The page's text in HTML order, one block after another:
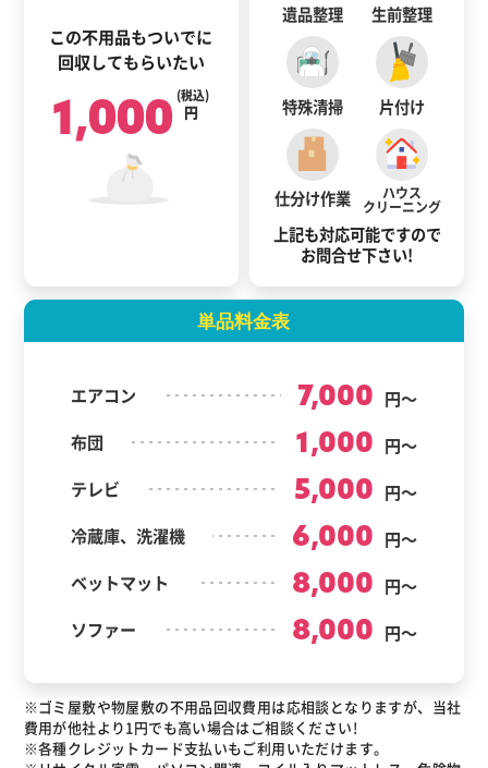
この不用品もついでに
回収してもらいたい
1,000 円
(税込)
遺品整理 生前整理
特殊清掃 片付け
仕分け作業 ハウス
クリーニング
上記も対応可能ですので
お問合せ下さい!
単品料金表
エアコン 7,000 円～
布団
1,000 円～
テレビ
5,000 円～
冷蔵庫、洗濯機
6,000 円～
ベットマット
8,000 円～
ソファー
8,000 円～
※ゴミ屋敷や物屋敷の不用品回収費用は応相談となりますが、当社
費用が他社より1円でも高い場合はご相談ください!
※各種クレジットカード支払いもご利用いただけます。